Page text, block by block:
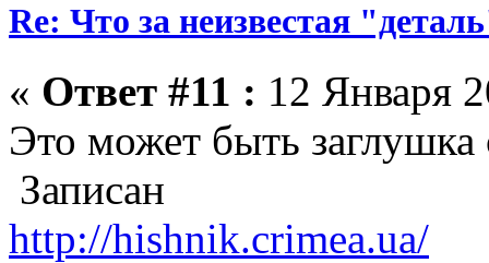
Re: Что за неизвестая
« Ответ #11 : 12 Января
Это может быть
Записан
http://hishnik.crimea.ua/